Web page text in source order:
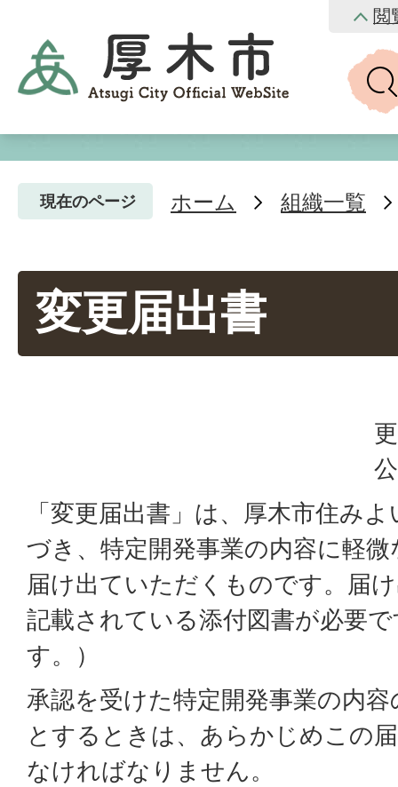
閲
現在のページ ホーム 組織一覧
変更届出書
「変更届出書」は、厚木市住み
づき、特定開発事業の内容に軽
届け出ていただくものです。届
記載されている添付図書が必要
す。）
承認を受けた特定開発事業の内
とするときは、あらかじめこの
なければなりません。